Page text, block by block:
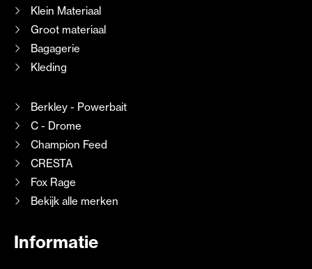
Klein Materiaal
Groot materiaal
Bagagerie
Kleding
Berkley - Powerbait
C - Drome
Champion Feed
CRESTA
Fox Rage
Bekijk alle merken
Informatie